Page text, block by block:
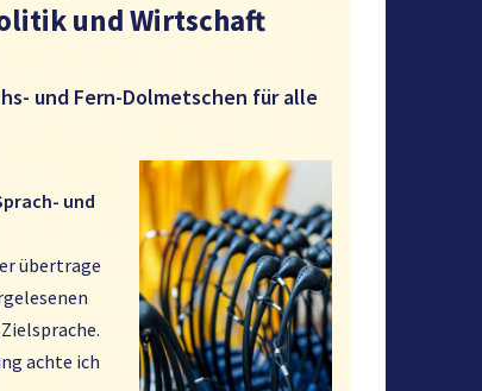
und Wirtschaft
und Fern-Dolmetschen für alle
und
übertrage
achte ich